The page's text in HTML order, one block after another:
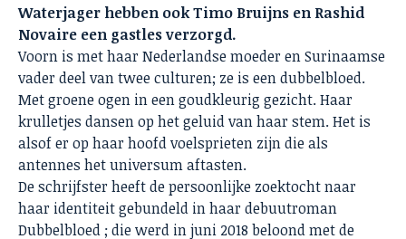
Waterjager hebben ook Timo Bruijns en Rashid
Novaire een gastles verzorgd.
Voorn is met haar Nederlandse moeder en Surinaamse
vader deel van twee culturen; ze is een dubbelbloed.
Met groene ogen in een goudkleurig gezicht. Haar
krulletjes dansen op het geluid van haar stem. Het is
alsof er op haar hoofd voelsprieten zijn die als
antennes het universum aftasten.
De schrijfster heeft de persoonlijke zoektocht naar
haar identiteit gebundeld in haar debuutroman
Dubbelbloed ; die werd in juni 2018 beloond met de